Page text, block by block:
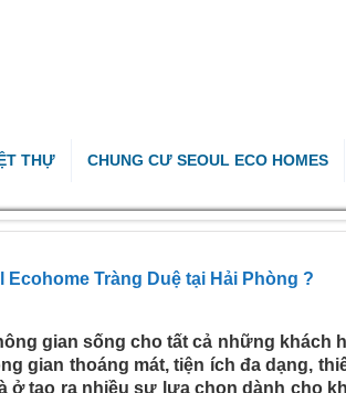
THỰ CHUNG CƯ SEOUL ECO HOMES
Tràng Duệ tại Hải Phòng ?
gian sống cho tất cả những khách
gian thoáng mát, tiện ích đa dạng,
ở tạo ra nhiều sự lựa chọn dành cho